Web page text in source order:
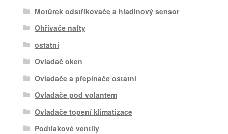
Motůrek odstřikovače a hladinový sensor
Ohřívače nafty
ostatní
Ovladač oken
Ovladače a přepínače ostatní
Ovladače pod volantem
Ovladače topení klimatizace
Podtlakové ventily